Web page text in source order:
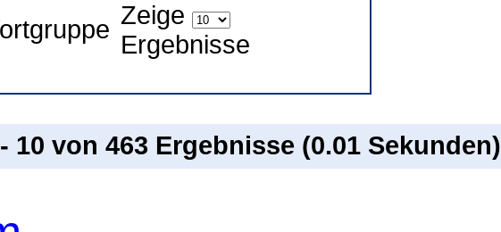
Zeige
Ergebnisse
10 von 463 Ergebnisse (0.01 Sekunden)